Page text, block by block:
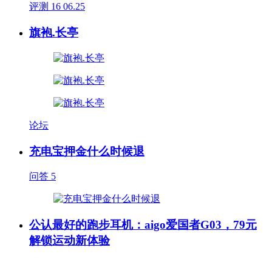
评测 16 06.25
旗袍.长亭
论坛
充电宝押金什么时候退
问答 5
公认最好的跑步耳机：aigo爱国者G03，79元
解锁运动新体验